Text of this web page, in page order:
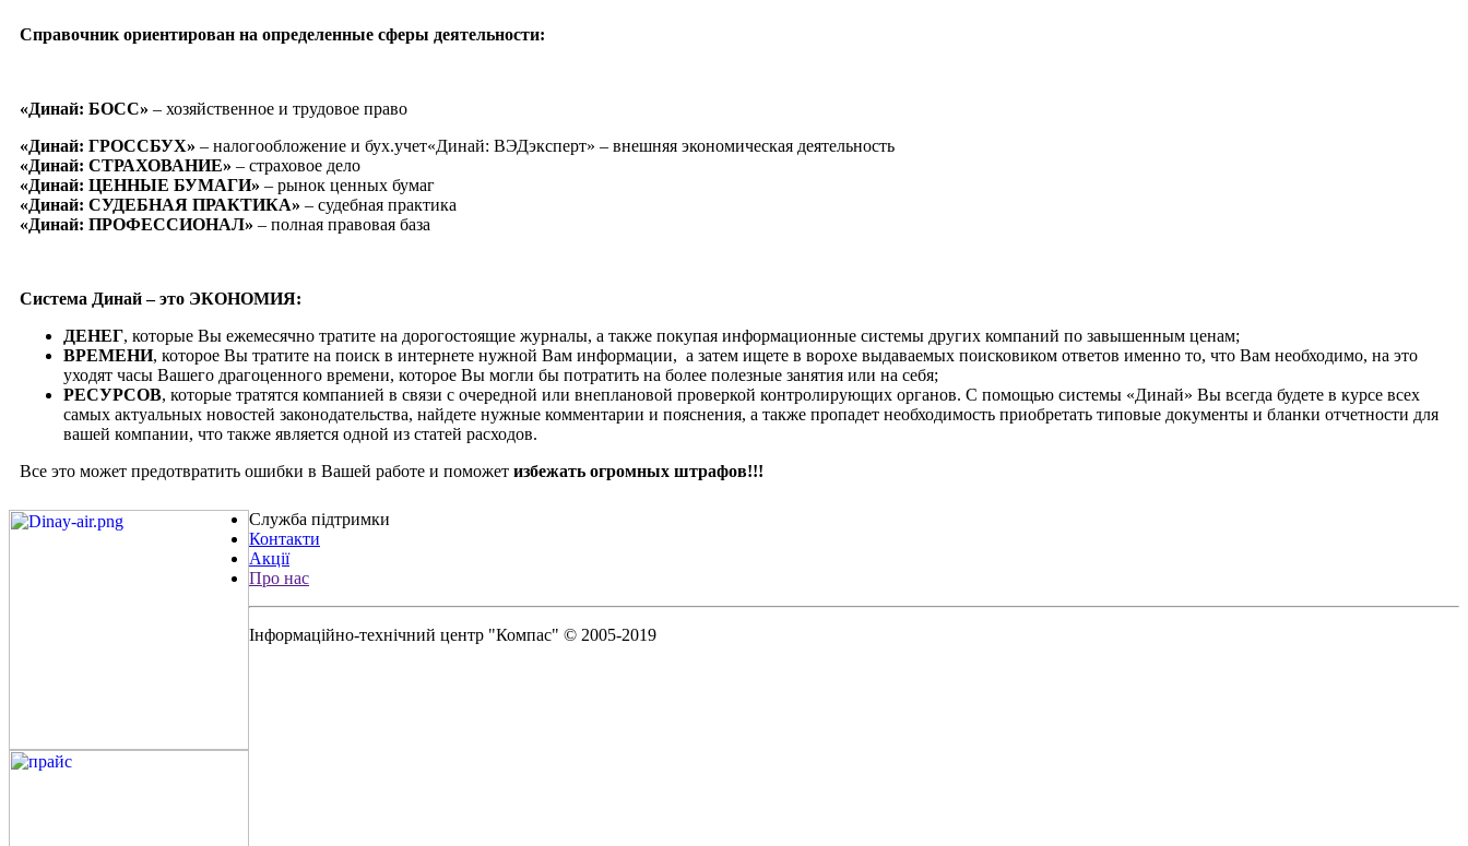
Справочник ориентирован на определенные сферы деятельности:
«Динай: БОСС» – хозяйственное и трудовое право
«Динай: ГРОССБУХ» – налогообложение и бух.учет«Динай: ВЭДэксперт» – внешняя экономическая деятельность
«Динай: СТРАХОВАНИЕ» – страховое дело
«Динай: ЦЕННЫЕ БУМАГИ» – рынок ценных бумаг
«Динай: СУДЕБНАЯ ПРАКТИКА» – судебная практика
«Динай: ПРОФЕССИОНАЛ» – полная правовая база
Система Динай – это ЭКОНОМИЯ:
ДЕНЕГ, которые Вы ежемесячно тратите на дорогостоящие журналы, а также покупая информационные системы других компаний по завышенным ценам;
ВРЕМЕНИ, которое Вы тратите на поиск в интернете нужной Вам информации, а затем ищете в ворохе выдаваемых поисковиком ответов именно то, что Вам необходимо, на это
уходят часы Вашего драгоценного времени, которое Вы могли бы потратить на более полезные занятия или на себя;
РЕСУРСОВ, которые тратятся компанией в связи с очередной или внеплановой проверкой контролирующих органов. С помощью системы «Динай» Вы всегда будете в курсе всех
самых актуальных новостей законодательства, найдете нужные комментарии и пояснения, а также пропадет необходимость приобретать типовые документы и бланки отчетности для
вашей компании, что также является одной из статей расходов.
Все это может предотвратить ошибки в Вашей работе и поможет избежать огромных штрафов!!!
Служба підтримки
Контакти
Акції
Про нас
Інформаційно-технічний центр "Компас" © 2005-2019